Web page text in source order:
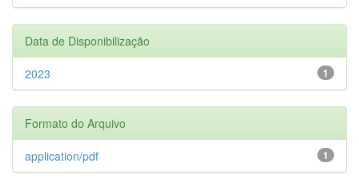
Data de Disponibilização
1
2023
Formato do Arquivo
1
application/pdf